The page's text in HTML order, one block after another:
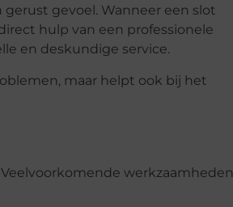
gevoel. Wanneer een slot
hulp van een professionele
en deskundige service.
maar helpt ook bij het
werkzaamheden